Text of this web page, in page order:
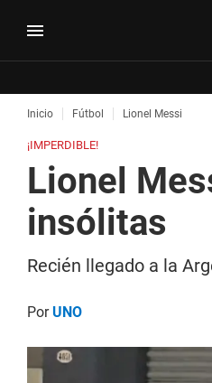
Inicio Fútbol Lionel Messi
¡IMPERDIBLE!
Lionel
insólitas
Recién llegado a la
PorUNO